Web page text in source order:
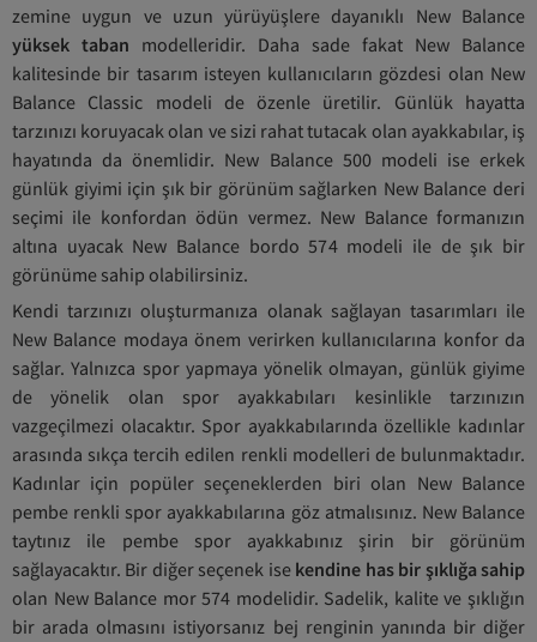
zemine uygun ve uzun yürüyüşlere dayanıklı New Balance
yüksek taban modelleridir. Daha sade fakat New Balance
kalitesinde bir tasarım isteyen kullanıcıların gözdesi olan New
Balance Classic modeli de özenle üretilir. Günlük hayatta
tarzınızı koruyacak olan ve sizi rahat tutacak olan ayakkabılar, iş
hayatında da önemlidir. New Balance 500 modeli ise erkek
günlük giyimi için şık bir görünüm sağlarken New Balance deri
seçimi ile konfordan ödün vermez. New Balance formanızın
altına uyacak New Balance bordo 574 modeli ile de şık bir
görünüme sahip olabilirsiniz.
Kendi tarzınızı oluşturmanıza olanak sağlayan tasarımları ile
New Balance modaya önem verirken kullanıcılarına konfor da
sağlar. Yalnızca spor yapmaya yönelik olmayan, günlük giyime
de yönelik olan spor ayakkabıları kesinlikle tarzınızın
vazgeçilmezi olacaktır. Spor ayakkabılarında özellikle kadınlar
arasında sıkça tercih edilen renkli modelleri de bulunmaktadır.
Kadınlar için popüler seçeneklerden biri olan New Balance
pembe renkli spor ayakkabılarına göz atmalısınız. New Balance
taytınız ile pembe spor ayakkabınız şirin bir görünüm
sağlayacaktır. Bir diğer seçenek ise kendine has bir şıklığa sahip
olan New Balance mor 574 modelidir. Sadelik, kalite ve şıklığın
bir arada olmasını istiyorsanız bej renginin yanında bir diğer